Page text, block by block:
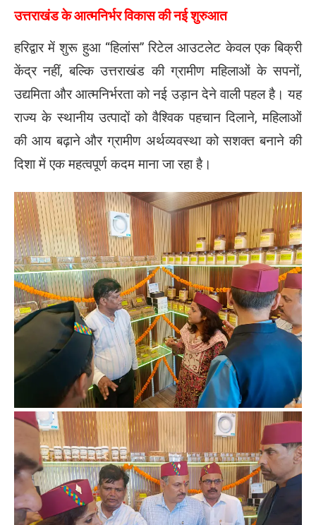
उत्तराखंड के आत्मनिर्भर विकास की नई शुरुआत
हरिद्वार में शुरू हुआ “हिलांस” रिटेल आउटलेट केवल एक बिक्री
केंद्र नहीं, बल्कि उत्तराखंड की ग्रामीण महिलाओं के सपनों,
उद्यमिता और आत्मनिर्भरता को नई उड़ान देने वाली पहल है। यह
राज्य के स्थानीय उत्पादों को वैश्विक पहचान दिलाने, महिलाओं
की आय बढ़ाने और ग्रामीण अर्थव्यवस्था को सशक्त बनाने की
दिशा में एक महत्वपूर्ण कदम माना जा रहा है।